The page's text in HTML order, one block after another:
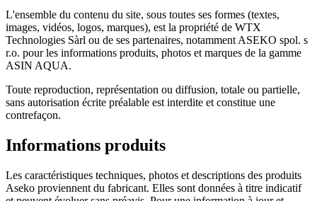
L'ensemble du contenu du site, sous toutes ses formes (textes,
images, vidéos, logos, marques), est la propriété de WTX
Technologies Sàrl ou de ses partenaires, notamment ASEKO spol. s
r.o. pour les informations produits, photos et marques de la gamme
ASIN AQUA.
Toute reproduction, représentation ou diffusion, totale ou partielle,
sans autorisation écrite préalable est interdite et constitue une
contrefaçon.
Informations produits
Les caractéristiques techniques, photos et descriptions des produits
Aseko proviennent du fabricant. Elles sont données à titre indicatif